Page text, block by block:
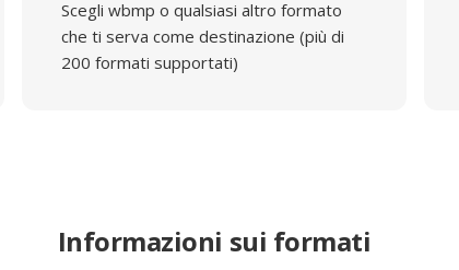
Scegli wbmp o qualsiasi altro formato
che ti serva come destinazione (più di
200 formati supportati)
Informazioni sui formati